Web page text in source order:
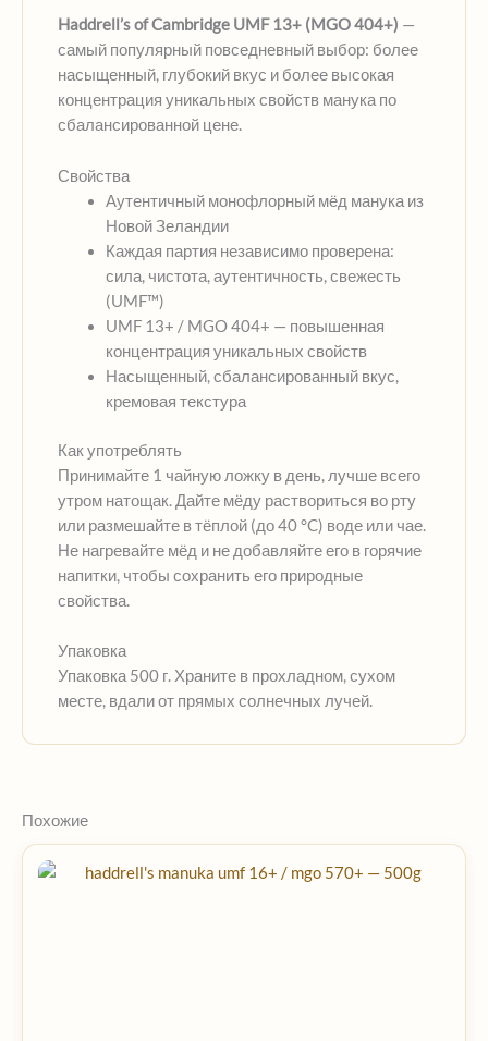
Haddrell’s of Cambridge UMF 13+ (MGO 404+) —
самый популярный повседневный выбор: более
насыщенный, глубокий вкус и более высокая
концентрация уникальных свойств манука по
сбалансированной цене.
Свойства
Аутентичный монофлорный мёд манука из
Новой Зеландии
Каждая партия независимо проверена:
сила, чистота, аутентичность, свежесть
(UMF™)
UMF 13+ / MGO 404+ — повышенная
концентрация уникальных свойств
Насыщенный, сбалансированный вкус,
кремовая текстура
Как употреблять
Принимайте 1 чайную ложку в день, лучше всего
утром натощак. Дайте мёду раствориться во рту
или размешайте в тёплой (до 40 °C) воде или чае.
Не нагревайте мёд и не добавляйте его в горячие
напитки, чтобы сохранить его природные
свойства.
Упаковка
Упаковка 500 г. Храните в прохладном, сухом
месте, вдали от прямых солнечных лучей.
Похожие